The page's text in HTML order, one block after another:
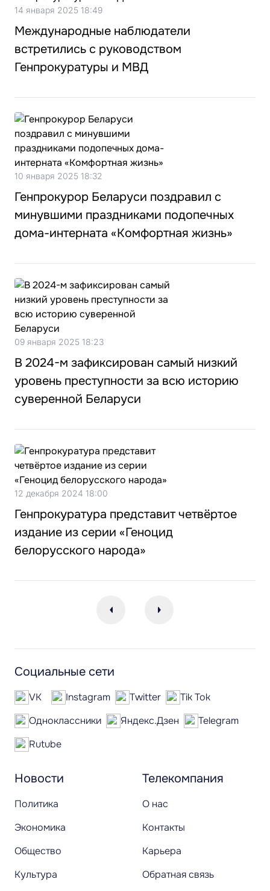
14 января 2025 18:49
Международные наблюдатели
встретились с руководством
Генпрокуратуры и МВД
10 января 2025 18:32
Генпрокурор Беларуси поздравил с
минувшими праздниками подопечных
дома-интерната «Комфортная жизнь»
09 января 2025 18:23
В 2024-м зафиксирован самый низкий
уровень преступности за всю историю
суверенной Беларуси
12 декабря 2024 18:00
Генпрокуратура представит четвёртое
издание из серии «Геноцид
белорусского народа»
Новости
Политика
Экономика
Общество
Культура
Телекомпания
О нас
Контакты
Карьера
Обратная связь
Социальные сети
VK Instagram Twitter
Tik Tok
Одноклассники
Яндекс.Дзен
Telegram
Rutube